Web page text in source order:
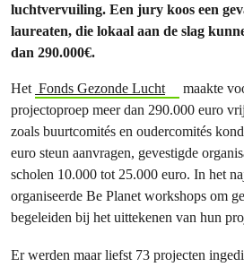
luchtvervuiling. Een jury koos een
laureaten, die lokaal aan de slag
dan 290.000€.
Het Fonds Gezonde Lucht
maakte
projectoproep meer dan 290.000 euro
zoals buurtcomités en oudercomités
euro steun aanvragen, gevestigde
scholen 10.000 tot 25.000 euro. In het
organiseerde Be Planet workshops om
begeleiden bij het uittekenen van hun
Er werden maar liefst 73 projecten